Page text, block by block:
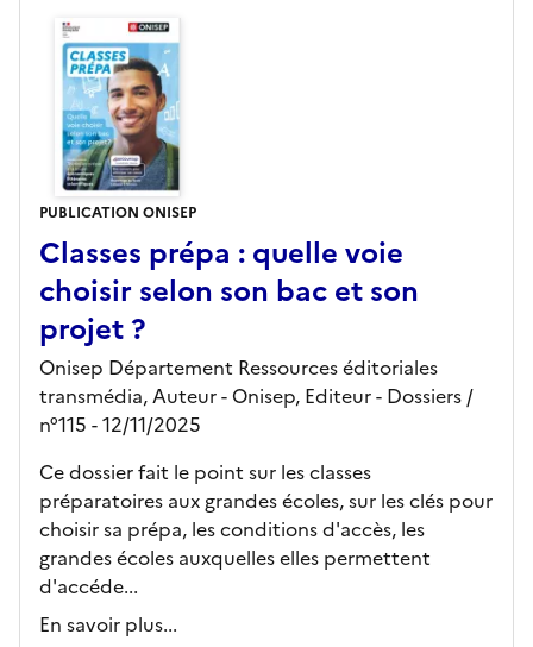
PUBLICATION ONISEP
Classes prépa : quelle voie
choisir selon son bac et son
projet ?
Onisep Département Ressources éditoriales
transmédia, Auteur - Onisep, Editeur- Dossiers /
n°115 - 12/11/2025
Ce dossier fait le point sur les classes
préparatoires aux grandes écoles, sur les clés pour
choisir sa prépa, les conditions d'accès, les
grandes écoles auxquelles elles permettent
d'accéde...
En savoir plus...